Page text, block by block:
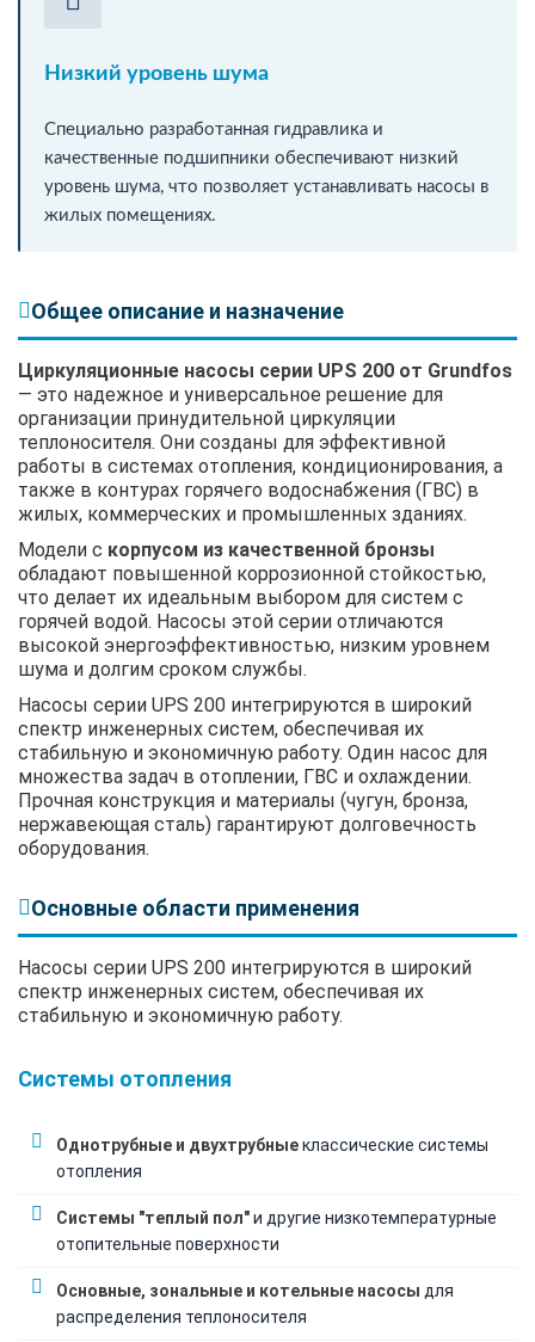
Низкий уровень шума
Специально разработанная гидравлика и
качественные подшипники обеспечивают низкий
уровень шума, что позволяет устанавливать насосы в
жилых помещениях.
Общее описание и назначение
Циркуляционные насосы серии UPS 200 от Grundfos
— это надежное и универсальное решение для
организации принудительной циркуляции
теплоносителя. Они созданы для эффективной
работы в системах отопления, кондиционирования, а
также в контурах горячего водоснабжения (ГВС) в
жилых, коммерческих и промышленных зданиях.
Модели с корпусом из качественной бронзы
обладают повышенной коррозионной стойкостью,
что делает их идеальным выбором для систем с
горячей водой. Насосы этой серии отличаются
высокой энергоэффективностью, низким уровнем
шума и долгим сроком службы.
Насосы серии UPS 200 интегрируются в широкий
спектр инженерных систем, обеспечивая их
стабильную и экономичную работу. Один насос для
множества задач в отоплении, ГВС и охлаждении.
Прочная конструкция и материалы (чугун, бронза,
нержавеющая сталь) гарантируют долговечность
оборудования.
Основные области применения
Насосы серии UPS 200 интегрируются в широкий
спектр инженерных систем, обеспечивая их
стабильную и экономичную работу.
Системы отопления
Однотрубные и двухтрубныеклассические системы
отопления
Системы "теплый пол"и другие низкотемпературные
отопительные поверхности
Основные, зональные и котельные насосы для
распределения теплоносителя